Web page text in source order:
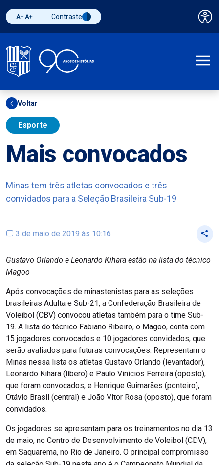
Diminuir fonte
Aumentar fonteAlternar contraste
Contraste
Voltar
Esporte
Mais convocados
Minas tem três atletas convocados e três
convidados para a Seleção Brasileira Sub-19
3 de maio de 2019 às 10:16
Gustavo Orlando e Leonardo Kihara estão na lista do técnico
Magoo
Após convocações de minastenistas para as seleções
brasileiras Adulta e Sub-21, a Confederação Brasileira de
Voleibol (CBV) convocou atletas também para o time Sub-
19. A lista do técnico Fabiano Ribeiro, o Magoo, conta com
15 jogadores convocados e 10 jogadores convidados, que
serão avaliados para futuras convocações. Representam o
Minas nessa lista os atletas Gustavo Orlando (levantador),
Leonardo Kihara (líbero) e Paulo Vinicios Ferreira (oposto),
que foram convocados, e Henrique Guimarães (ponteiro),
Otávio Brasil (central) e João Vitor Rosa (oposto), que foram
convidados.
Os jogadores se apresentam para os treinamentos no dia 13
de maio, no Centro de Desenvolvimento de Voleibol (CDV),
em Saquarema, no Rio de Janeiro. O principal compromisso